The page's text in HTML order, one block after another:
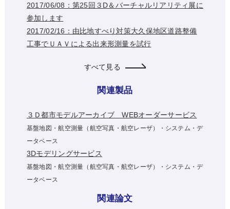
2017/06/08：第25回３D＆バーチャルリアリティ展に
参加します
2017/02/16：由比地すべり対策大久保地区道路整備
工事でＵＡＶによる出来形測量を試行
すべて見る
関連製品
３Ｄ都市モデルアーカイブ WEBオーダーサービス
基盤地図・航空測量（航空写真・航空レーザ）・システム・デ
ータベース
3Dモデリングサービス
基盤地図・航空測量（航空写真・航空レーザ）・システム・デ
ータベース
関連論文